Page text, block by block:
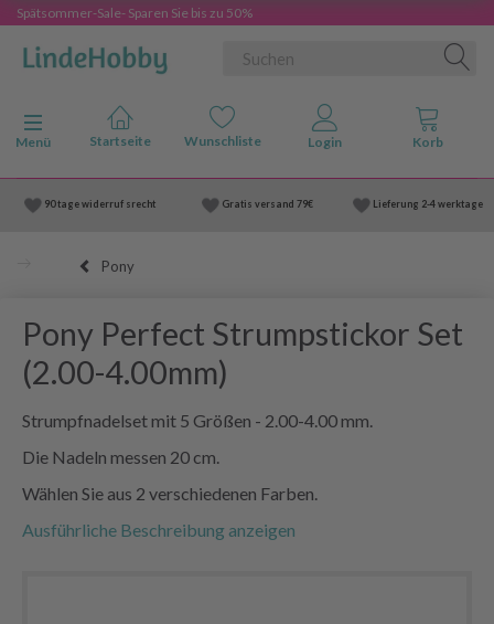
Spätsommer-Sale- Sparen Sie bis zu 50%
Anzeige ändern
Menü
90 tage widerruf srecht Gratis versand 79€ Lieferung 2-4 werktage
Pony
Pony Perfect Strumpstickor Set
(2.00-4.00mm)
Strumpfnadelset mit 5 Größen - 2.00-4.00 mm.
Die Nadeln messen 20 cm.
Wählen Sie aus 2 verschiedenen Farben.
Ausführliche Beschreibung anzeigen